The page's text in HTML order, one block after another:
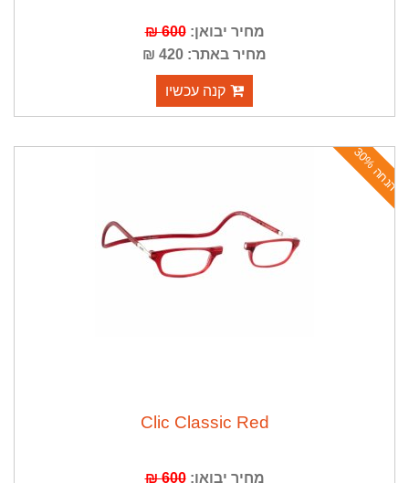
מחיר יבואן:600 ₪
מחיר באתר: 420 ₪
קנה עכשיו
ה
נ
ח
ה
3
0
%
Clic Classic Red
מחיר יבואן:600 ₪